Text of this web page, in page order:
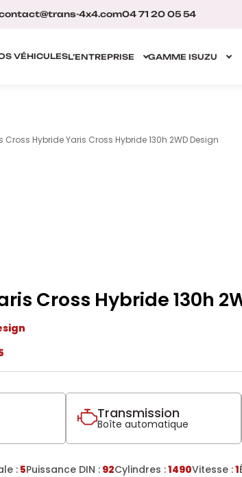
4x4.com04 71 20 05 54
VÉHICULESL’ENTREPRISE GAMME ISUZU
Cross Hybride Yaris Cross Hybride 130h 2WD Design
Cross Hybride 130h
Transmission
Boîte automatique
:5Puissance DIN : 92Cylindres :1490Vitesse :1